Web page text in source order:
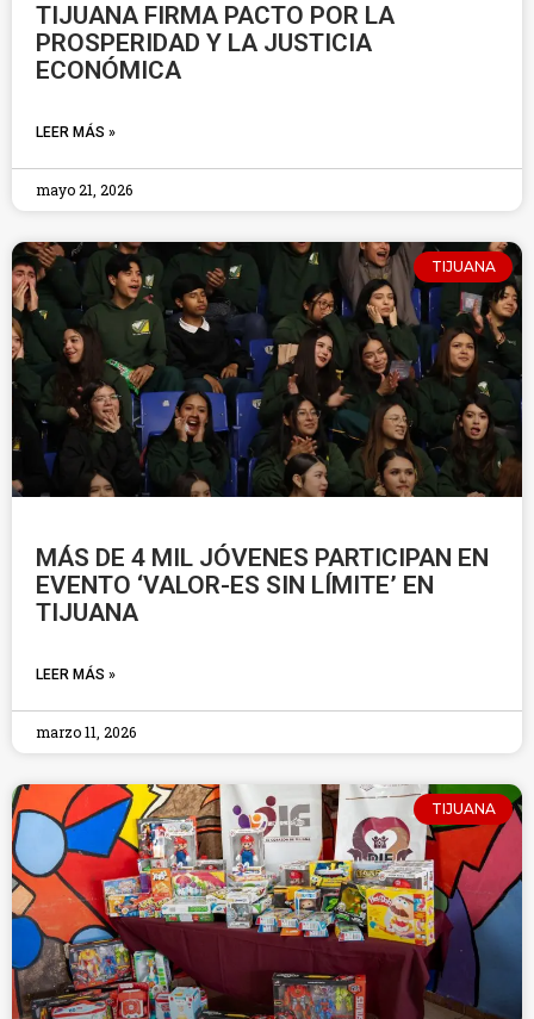
TIJUANA FIRMA PACTO POR LA
PROSPERIDAD Y LA JUSTICIA
ECONÓMICA
LEER MÁS »
mayo 21, 2026
TIJUANA
MÁS DE 4 MIL JÓVENES PARTICIPAN EN
EVENTO ‘VALOR-ES SIN LÍMITE’ EN
TIJUANA
LEER MÁS »
marzo 11, 2026
TIJUANA